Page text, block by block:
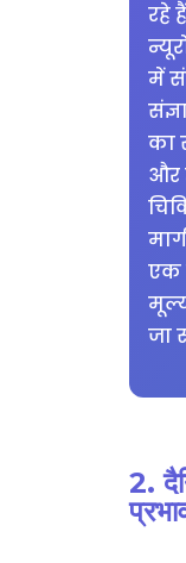
रहे
में
का
और
एक
जा
2.